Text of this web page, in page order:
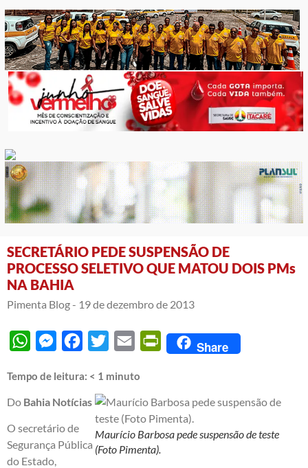
SECRETÁRIO PEDE SUSPENSÃO DE
PROCESSO SELETIVO QUE MATOU DOIS PMs
NA BAHIA
Pimenta Blog - 19 de dezembro de 2013
WhatsAppMessengerFacebook
Twitter Email PrintFriendly
Share
Tempo de leitura: < 1 minuto
Maurício Barbosa pede suspensão de teste
(Foto Pimenta).
Do Bahia Notícias
O secretário de
Segurança Pública
do Estado,